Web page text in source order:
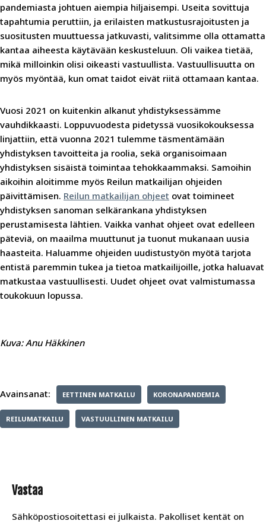
pandemiasta johtuen aiempia hiljaisempi. Useita sovittuja
tapahtumia peruttiin, ja erilaisten matkustusrajoitusten ja
suositusten muuttuessa jatkuvasti, valitsimme olla ottamatta
kantaa aiheesta käytävään keskusteluun. Oli vaikea tietää,
mikä milloinkin olisi oikeasti vastuullista. Vastuullisuutta on
myös myöntää, kun omat taidot eivät riitä ottamaan kantaa.
Vuosi 2021 on kuitenkin alkanut yhdistyksessämme
vauhdikkaasti. Loppuvuodesta pidetyssä vuosikokouksessa
linjattiin, että vuonna 2021 tulemme täsmentämään
yhdistyksen tavoitteita ja roolia, sekä organisoimaan
yhdistyksen sisäistä toimintaa tehokkaammaksi. Samoihin
aikoihin aloitimme myös Reilun matkailijan ohjeiden
päivittämisen. Reilun matkailijan ohjeet ovat toimineet
yhdistyksen sanoman selkärankana yhdistyksen
perustamisesta lähtien. Vaikka vanhat ohjeet ovat edelleen
päteviä, on maailma muuttunut ja tuonut mukanaan uusia
haasteita. Haluamme ohjeiden uudistustyön myötä tarjota
entistä paremmin tukea ja tietoa matkailijoille, jotka haluavat
matkustaa vastuullisesti. Uudet ohjeet ovat valmistumassa
toukokuun lopussa.
Kuva: Anu Häkkinen
Avainsanat: EETTINEN MATKAILU KORONAPANDEMIA
REILUMATKAILU VASTUULLINEN MATKAILU
Vastaa
Sähköpostiosoitettasi ei julkaista. Pakolliset kentät on